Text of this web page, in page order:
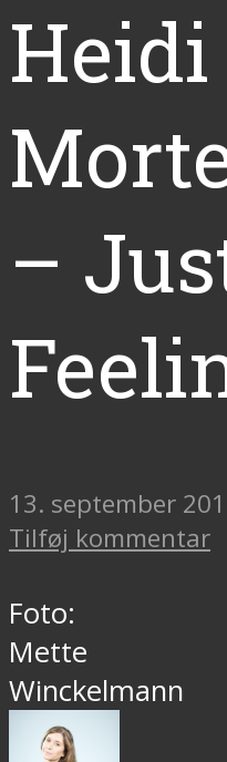
Heidi
–
13. september
Tilføj kommentar
Foto:
Mette
Winckelmann